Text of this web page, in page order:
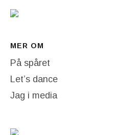
MER OM
På spåret
Let’s dance
Jag i media